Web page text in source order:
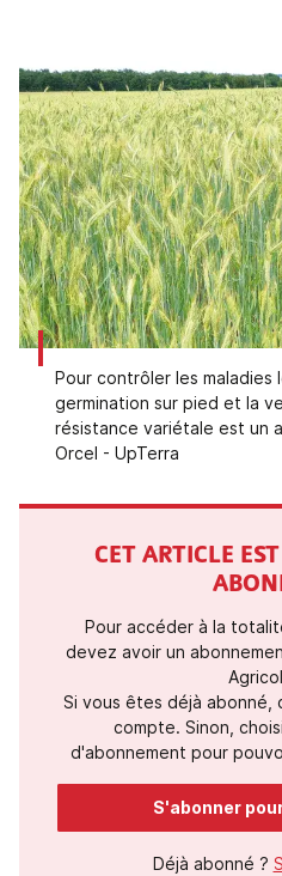
Pour contrôler les maladies
germination sur pied et la
résistance variétale est un
Orcel - UpTerra
CET ARTICLE
Pour accéder à la
devez avoir un
Si vous êtes déjà
compte. Sinon,
d'abonnement pour
S'abonner
Déjà abonné ?